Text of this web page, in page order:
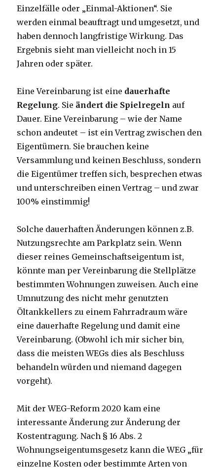
Einzelfälle oder „Einmal-Aktionen“. Sie
werden einmal beauftragt und umgesetzt, und
haben dennoch langfristige Wirkung. Das
Ergebnis sieht man vielleicht noch in 15
Jahren oder später.
Eine Vereinbarung ist eine dauerhafte
Regelung. Sie ändert die Spielregeln auf
Dauer. Eine Vereinbarung – wie der Name
schon andeutet – ist ein Vertrag zwischen den
Eigentümern. Sie brauchen keine
Versammlung und keinen Beschluss, sondern
die Eigentümer treffen sich, besprechen etwas
und unterschreiben einen Vertrag – und zwar
100% einstimmig!
Solche dauerhaften Änderungen können z.B.
Nutzungsrechte am Parkplatz sein. Wenn
dieser reines Gemeinschaftseigentum ist,
könnte man per Vereinbarung die Stellplätze
bestimmten Wohnungen zuweisen. Auch eine
Umnutzung des nicht mehr genutzten
Öltankkellers zu einem Fahrradraum wäre
eine dauerhafte Regelung und damit eine
Vereinbarung. (Obwohl ich mir sicher bin,
dass die meisten WEGs dies als Beschluss
behandeln würden und niemand dagegen
vorgeht).
Mit der WEG-Reform 2020 kam eine
interessante Änderung zur Änderung der
Kostentragung. Nach § 16 Abs. 2
Wohnungseigentumsgesetz kann die WEG „für
einzelne Kosten oder bestimmte Arten von